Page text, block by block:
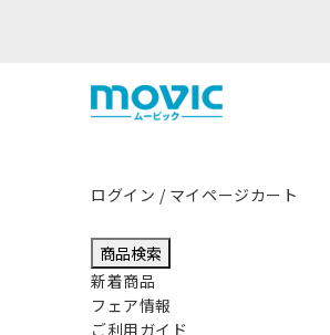
ログイン / マイページカート
商品検索
新着商品
フェア情報
ご利用ガイド